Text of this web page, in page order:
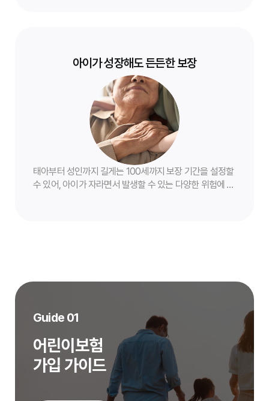
아이가 성장해도 든든한 보장
태아부터 성인까지 길게는 100세까지 보장 기간을 설정할
수 있어, 아이가 자라면서 발생할 수 있는 다양한 위험에 대
Guide 01
어린이보험
가입 가이드